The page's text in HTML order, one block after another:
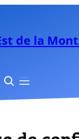
de la
 